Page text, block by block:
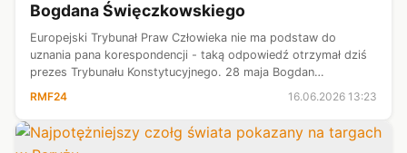
Bogdana Święczkowskiego
Europejski Trybunał Praw Człowieka nie ma podstaw do
uznania pana korespondencji - taką odpowiedź otrzymał dziś
prezes Trybunału Konstytucyjnego. 28 maja Bogdan
Święczkowski przesłał do ETPCz swoje stanowisko w sprawie
RMF24 16.06.2026 13:23